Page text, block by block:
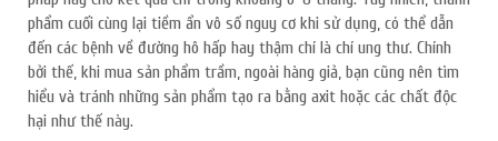
phẩm cuối cùng lại tiềm ẩn vô số nguy cơ khi sử dụng, có thể dẫn
đến các bệnh về đường hô hấp hay thậm chí là chí ung thư. Chính
bởi thế, khi mua sản phẩm trầm, ngoài hàng giả, bạn cũng nên tìm
hiểu và tránh những sản phẩm tạo ra bằng axit hoặc các chất độc
hại như thế này.